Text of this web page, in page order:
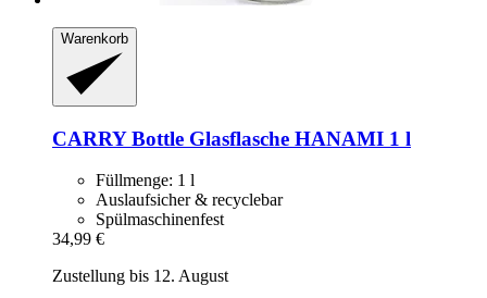
Warenkorb
CARRY Bottle Glasflasche HANAMI 1 l
Füllmenge: 1 l
Auslaufsicher & recyclebar
Spülmaschinenfest
34,99 €
Zustellung bis 12. August